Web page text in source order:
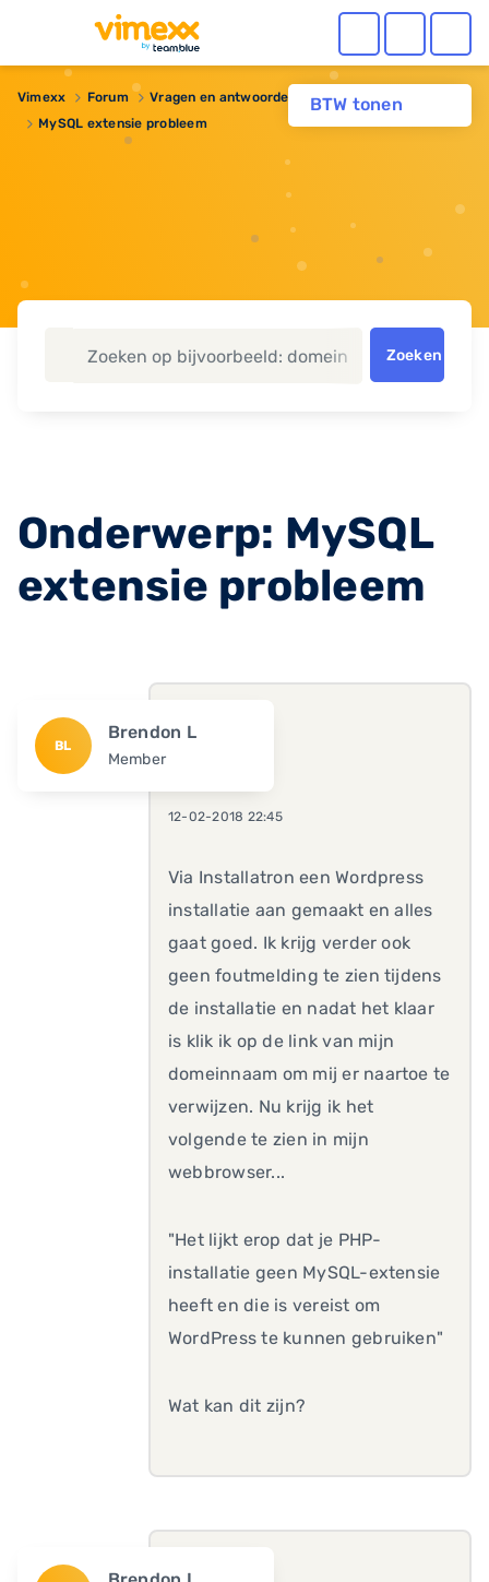
BTW tonen
Vimexx Forum Vragen en antwoorden
Webhosting
MySQL extensie probleem
Zoeken
Onderwerp: MySQL
extensie probleem
BL
Brendon L
Member
12-02-2018 22:45
Via Installatron een Wordpress
installatie aan gemaakt en alles
gaat goed. Ik krijg verder ook
geen foutmelding te zien tijdens
de installatie en nadat het klaar
is klik ik op de link van mijn
domeinnaam om mij er naartoe te
verwijzen. Nu krijg ik het
volgende te zien in mijn
webbrowser...
"Het lijkt erop dat je PHP-
installatie geen MySQL-extensie
heeft en die is vereist om
WordPress te kunnen gebruiken"
Wat kan dit zijn?